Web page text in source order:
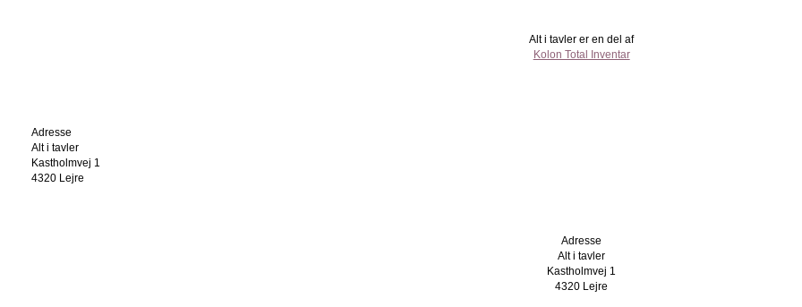
Alt i tavler er en del af
Kolon Total Inventar
Adresse
Alt i tavler
Kastholmvej 1
4320 Lejre
Adresse
Alt i tavler
Kastholmvej 1
4320 Lejre